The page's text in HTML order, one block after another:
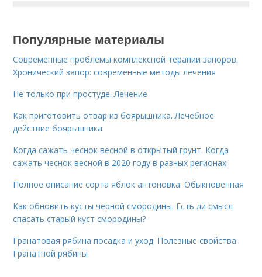
Популярные материалы
Современные проблемы комплексной терапии запоров.
Хронический запор: современные методы лечения
Не только при простуде. Лечение
Как приготовить отвар из боярышника. Лечебное
действие боярышника
Когда сажать чеснок весной в открытый грунт. Когда
сажать чеснок весной в 2020 году в разных регионах
Полное описание сорта яблок антоновка. Обыкновенная
Как обновить кусты черной смородины. Есть ли смысл
спасать старый куст смородины?
Гранатовая рябина посадка и уход. Полезные свойства
Гранатной рябины